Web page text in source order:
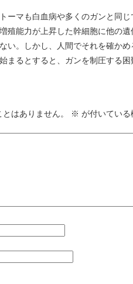
ーマも白血病や多くのガンと同
殖能力が上昇した幹細胞に他の
い。しかし、人間でそれを確か
まるとすると、ガンを制圧する
はありません。 ※ が付いてい